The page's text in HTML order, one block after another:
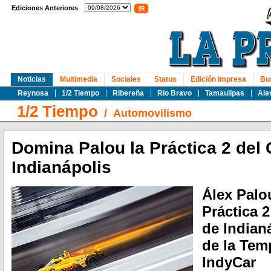
Ediciones Anteriores
Noticias
Reynosa
1/2 Tiempo Ribereña Rio Bravo Tamaulipas
Multimedia Sociales Status Edición Impresa
1/2 Tiempo / Automovilismo
Domina Palou la Práctica 2 del
Indianápolis
Álex
Práctica
de
de la
IndyCar